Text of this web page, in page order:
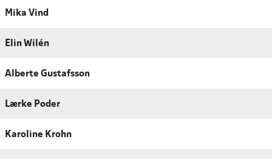
Mika Vind
Elin Wilén
Alberte Gustafsson
Lærke Poder
Karoline Krohn